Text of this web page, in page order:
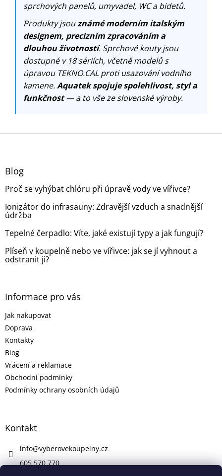
sprchových panelů, umyvadel, WC a bidetů.
Produkty jsouznámé moderním italským
designem, precizním zpracováním a
dlouhou životností. Sprchové kouty jsou
dostupné v 18 sériích, včetně modelů s
úpravou TEKNO.CAL proti usazování vodního
kamene.Aquatek spojuje spolehlivost, styl a
funkčnost— a to vše ze slovenské výroby.
Z
Blog
Proč se vyhýbat chlóru při úpravě vody ve vířivce?
Ionizátor do infrasauny: Zdravější vzduch a snadnější
údržba
Tepelné čerpadlo: Víte, jaké existují typy a jak fungují?
Plíseň v koupelně nebo ve vířivce: jak se jí vyhnout a
odstranit ji?
Informace pro vás
Jak nakupovat
Doprava
Kontakty
Blog
Vrácení a reklamace
Obchodní podmínky
Podmínky ochrany osobních údajů
Kontakt
info@vyberovekoupelny.cz
605 570 770